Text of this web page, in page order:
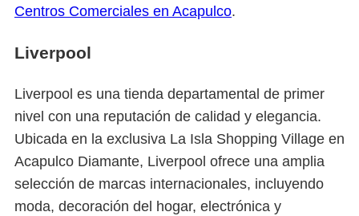
Centros Comerciales en Acapulco.
Liverpool
Liverpool es una tienda departamental de primer
nivel con una reputación de calidad y elegancia.
Ubicada en la exclusiva La Isla Shopping Village en
Acapulco Diamante, Liverpool ofrece una amplia
selección de marcas internacionales, incluyendo
moda, decoración del hogar, electrónica y